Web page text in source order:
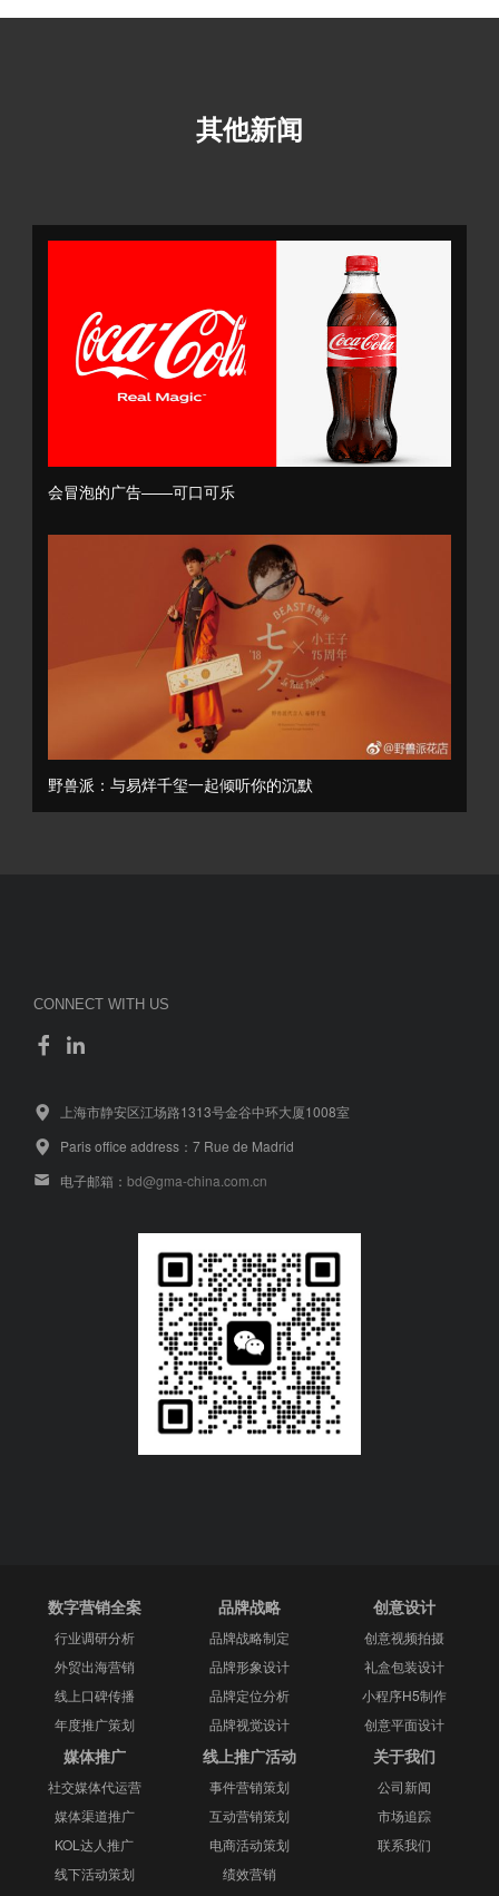
其他新闻
会冒泡的广告——可口可乐
野兽派：与易烊千玺一起倾听你的沉默
CONNECT WITH US
上海市静安区江场路1313号金谷中环大厦1008室
Paris office address：7 Rue de Madrid
电子邮箱： bd@gma-china.com.cn
数字营销全案
行业调研分析
外贸出海营销
线上口碑传播
年度推广策划
品牌战略
品牌战略制定
品牌形象设计
品牌定位分析
品牌视觉设计
创意设计
创意视频拍摄
礼盒包装设计
小程序H5制作
创意平面设计
媒体推广
社交媒体代运营
媒体渠道推广
KOL达人推广
线下活动策划
线上推广活动
事件营销策划
互动营销策划
电商活动策划
绩效营销
关于我们
公司新闻
市场追踪
联系我们